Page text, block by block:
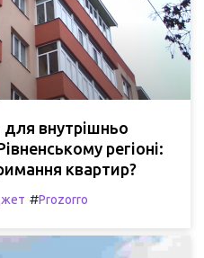
внутрішньо
регіоні:
квартир?
#Prozorro